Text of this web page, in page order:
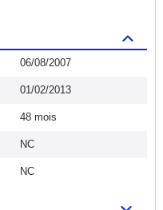
06/08/2007
01/02/2013
48 mois
NC
NC